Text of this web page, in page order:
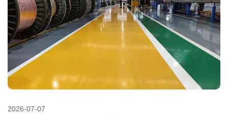
大面积一体成型，整体无缝、无拼接缝隙，彻底解决普通水泥地面
起砂起灰、藏污纳垢、积水渗水等问题，适配东莞各类工业生产环
境。
2026-07-07